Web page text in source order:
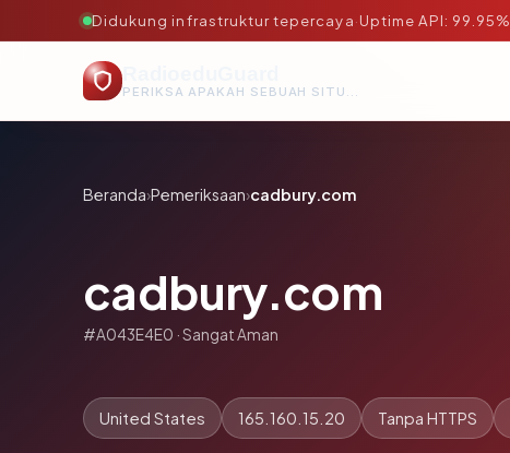
Didukung infrastruktur tepercaya·Uptime API: 99.95%
PERIKSA APAKAH SEBUAH SITUS AMAN, TEPERCAYA, DAN TERVERIFIKASI DALAM HITUNGAN DETIK.
Beranda›Pemeriksaan›cadbury.com
cadbury.com
#A043E4E0 · Sangat Aman
United States 165.160.15.20 Tanpa HTTPS